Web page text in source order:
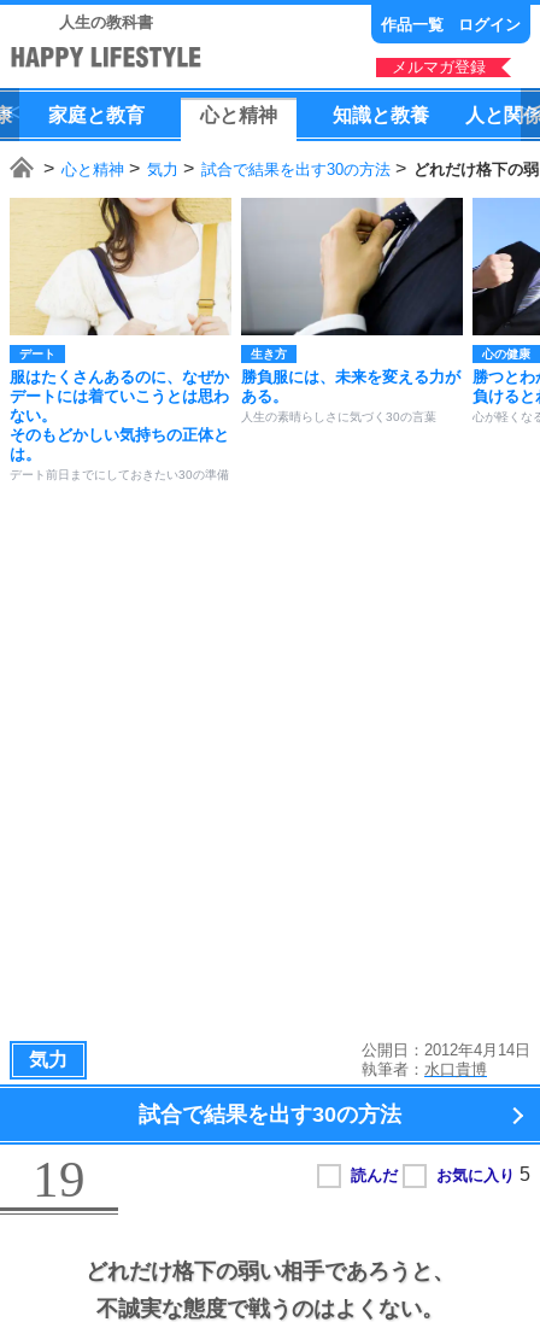
人生の教科書 作品一覧 ログイン
メルマガ登録
家庭と教育 心と精神 知識と教養 人 と 関
心と精神 気力 試合で結果を出す30の方法 どれだけ格下の
デート
服はたくさんあるのに、なぜか
デートには着ていこうとは思わ
ない。
そのもどかしい気持ちの正体と
は。
デート前日までにしておきたい30の準備
生き方
勝負服には、未来を変える力が
ある。
人生の素晴らしさに気づく30の言葉
心の健康
勝つと
負けると
心が軽くな
気力
公開日：2012年4月14日
執筆者： 水口貴博
試合で結果を出す30の方法
19
どれだけ格下の弱い相手であろうと、
不誠実な態度で戦うのはよくない。